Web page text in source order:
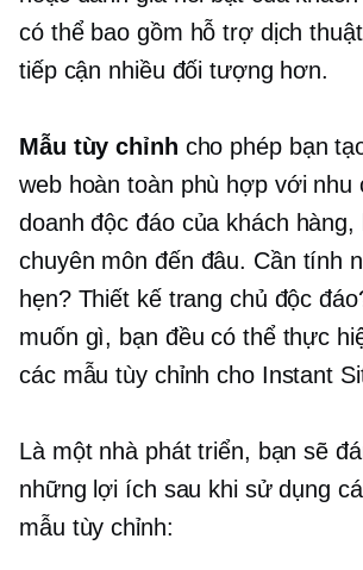
có thể bao gồm hỗ trợ dịch
tiếp cận nhiều đối tượng hơn.
Mẫu tùy chỉnh cho phép bạn
web hoàn toàn phù hợp với nhu
doanh độc đáo của khách
chuyên môn đến đâu. Cần tính
hẹn? Thiết kế trang chủ độc
muốn gì, bạn đều có thể thực
các mẫu tùy chỉnh cho Instant
Là một nhà phát triển, bạn sẽ
những lợi ích sau khi sử dụng
mẫu tùy chỉnh: